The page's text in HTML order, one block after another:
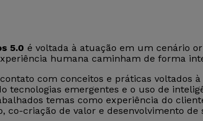
5.0 é voltada à atuação em um cenário
humana caminham de forma
com conceitos e práticas voltados à
tecnologias emergentes e o uso de
temas como experiência do
co-criação de valor e desenvolvimento de